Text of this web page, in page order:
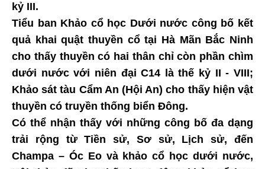
kỷ III.
Tiểu ban Khảo cổ học Dưới nước công bố kết
quả khai quật thuyền cổ tại Hà Mãn Bắc Ninh
cho thấy thuyền có hai thân chỉ còn phần chìm
dưới nước với niên đại C14 là thế kỷ II - VIII;
Khảo sát tàu Cẩm An (Hội An) cho thấy hiện vật
thuyền có truyền thống biển Đông.
Có thể nhận thấy với những công bố đa dạng
trải rộng từ Tiền sử, Sơ sử, Lịch sử, đến
Champa – Óc Eo và khảo cổ học dưới nước,